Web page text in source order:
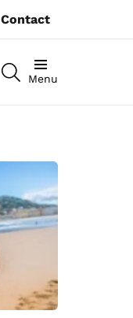
Contact
RECHERCHEZ
Menu